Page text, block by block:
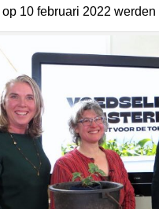
op 10 februari 2022